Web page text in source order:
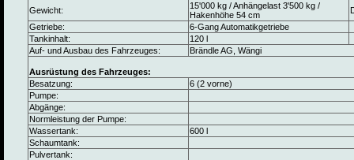
Gewicht:
15'000 kg / Anhängelast 3'500 kg /
Hakenhöhe 54 cm
Getriebe:
6-Gang Automatikgetriebe
Tankinhalt:
120 l
Auf- und Ausbau des Fahrzeuges:
Brändle AG, Wängi
Ausrüstung des Fahrzeuges:
Besatzung:
6 (2 vorne)
Pumpe:
Abgänge:
Normleistung der Pumpe:
Wassertank:
600 l
Schaumtank:
Pulvertank: